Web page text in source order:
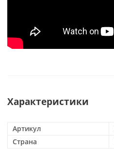
Характеристики
Артикул
Страна